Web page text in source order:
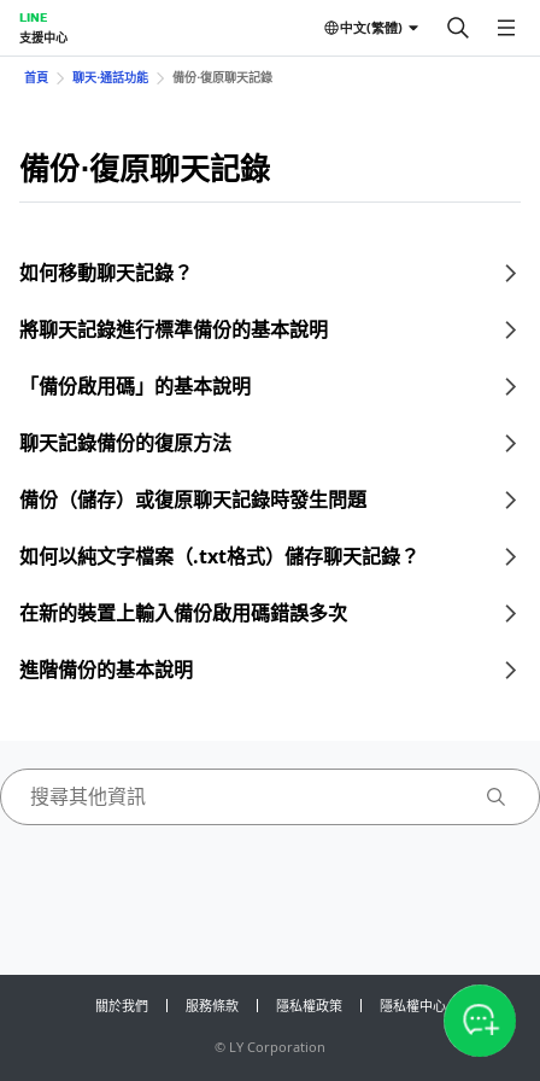
LINE
支援中心
中文(繁體)
首頁 聊天⋅通話功能 備份⋅復原聊天記錄
備份⋅復原聊天記錄
如何移動聊天記錄？
將聊天記錄進行標準備份的基本說明
「備份啟用碼」的基本說明
聊天記錄備份的復原方法
備份（儲存）或復原聊天記錄時發生問題
如何以純文字檔案（.txt格式）儲存聊天記錄？
在新的裝置上輸入備份啟用碼錯誤多次
進階備份的基本說明
關於我們 服務條款 隱私權政策 隱私權中心
© LY Corporation